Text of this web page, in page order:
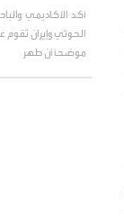
أكد الأكاديمي
الحوثي وإيران تقوم
موضحاً أن طهر